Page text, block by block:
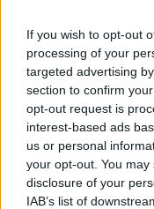
If you wish to opt-out
processing of your
targeted advertising
section to confirm
opt-out request is
interest-based ads
us or personal
your opt-out. You
disclosure of your
IAB’s list of
Δολοφονία